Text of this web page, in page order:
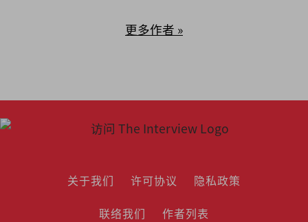
为新加坡导演陈哲艺电影《热带雨》同名
更多作者 »
关于我们 许可协议
隐私政策
联络我们
作者列表